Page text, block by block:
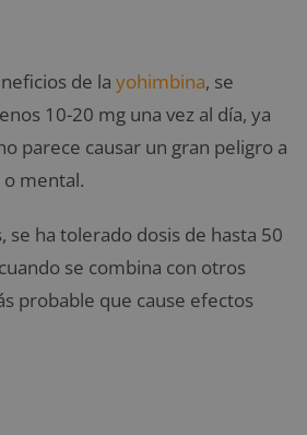
de la yohimbina, se
10-20 mg una vez al día, ya
parece causar un gran peligro a
o mental.
se ha tolerado dosis de hasta 50
se combina con otros
probable que cause efectos